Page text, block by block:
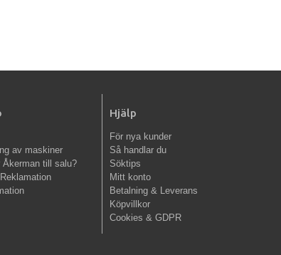
av maskiner
Åkerman till salu?
Hjälp
För nya kunder
Så handlar du
Söktips
Mitt konto
Betalning & Leverans
Köpvillkor
Cookies & GDPR